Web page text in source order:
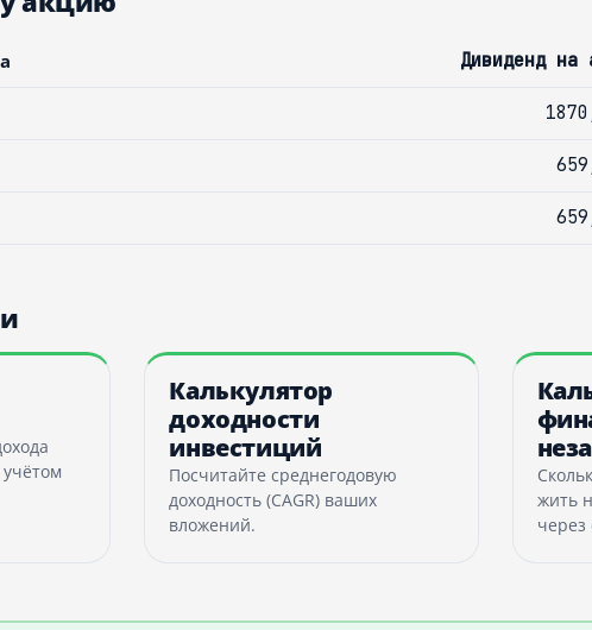
Дивиденд на
Калькулятор
доходности
инвестиций
Посчитайте среднегодовую
доходность (CAGR) ваших
вложений.
жить
через